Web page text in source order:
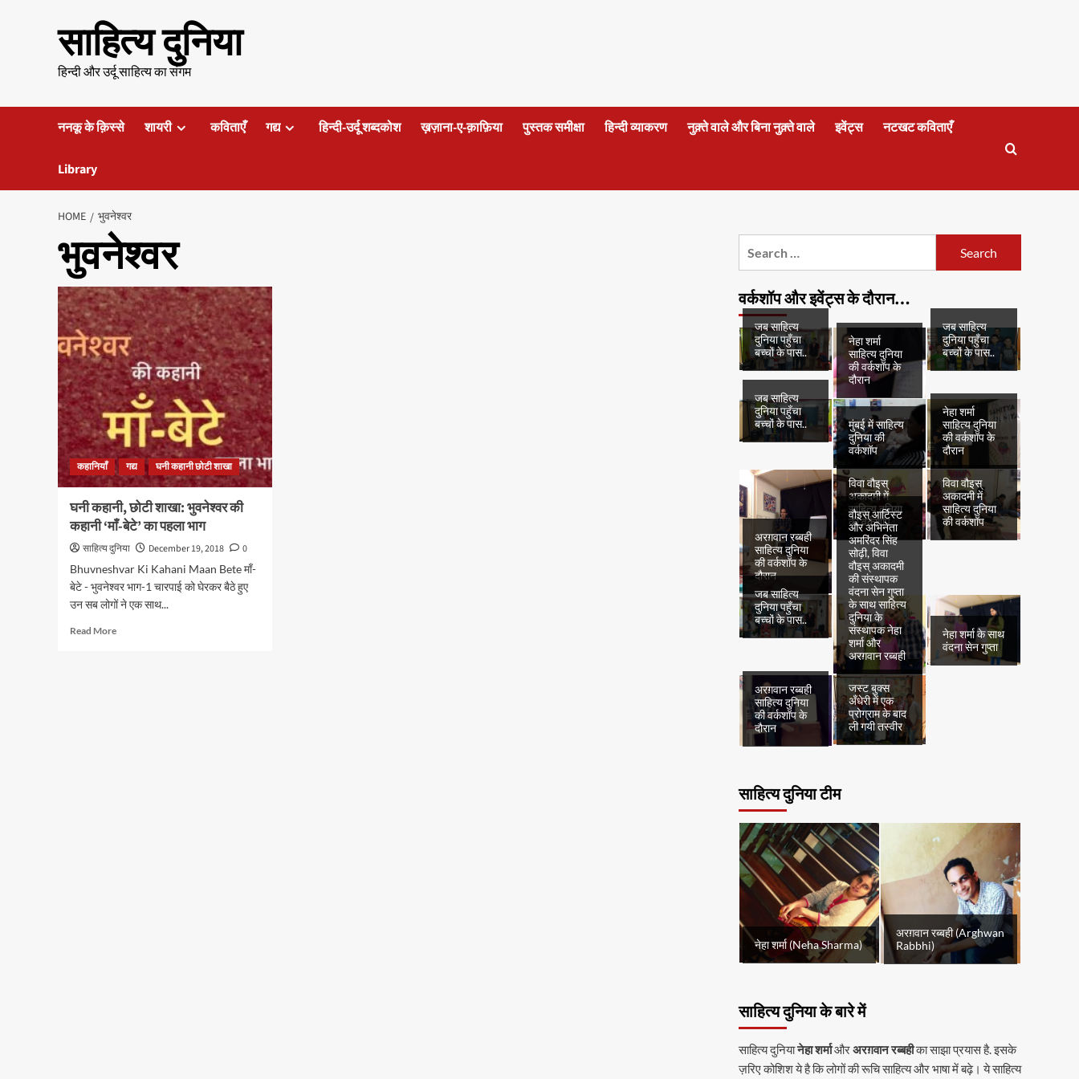
साहित्य दुनिया
हिन्दी और उर्दू साहित्य का संगम
ननकू के क़िस्से शायरी कविताएँ गद्य हिन्दी-उर्दू शब्दकोश ख़ज़ाना-ए-क़ाफ़िया पुस्तक समीक्षा हिन्दी व्याकरण नुक़्ते वाले और बिना नुक़्ते वाले इवेंट्स नटखट कविताएँ
Library
HOME भुवनेश्वर
भुवनेश्वर
कहानियाँ गद्य घनी कहानी छोटी शाखा
घनी कहानी, छोटी शाखा: भुवनेश्वर की
कहानी ‘माँ-बेटे’ का पहला भाग
साहित्य दुनिया December 19, 2018
0
Bhuvneshvar Ki Kahani Maan Bete माँ-
बेटे - भुवनेश्वर भाग-1 चारपाई को घेरकर बैठे हुए
उन सब लोगों ने एक साथ...
Read MoreRead
वर्कशॉप और इवेंट्स के दौरान…
जब साहित्य
दुनिया पहुँचा
बच्चों के पास..
नेहा शर्मा
साहित्य दुनिया
की वर्कशॉप के
दौरान
जब साहित्य
दुनिया पहुँचा
बच्चों के पास..
जब साहित्य
दुनिया पहुँचा
बच्चों के पास..
मुंबई में साहित्य
दुनिया की
वर्कशॉप
नेहा शर्मा
साहित्य दुनिया
की वर्कशॉप के
दौरान
अरग़वान रब्बही
साहित्य दुनिया
की वर्कशॉप के
दौरान
विवा वौइस्
अकादमी में
साहित्य दुनिया
की वर्कशॉप
विवा वौइस्
अकादमी में
साहित्य दुनिया
की वर्कशॉप
जब साहित्य
दुनिया पहुँचा
बच्चों के पास..
वौइस् आर्टिस्ट
और अभिनेता
अमरिंदर सिंह
सोढ़ी, विवा
वौइस् अकादमी
की संस्थापक
वंदना सेन गुप्ता
के साथ साहित्य
दुनिया के
संस्थापक नेहा
शर्मा और
अरग़वान रब्बही
नेहा शर्मा के साथ
वंदना सेन गुप्ता
अरग़वान रब्बही
साहित्य दुनिया
की वर्कशॉप के
दौरान
जस्ट बुक्स
अँधेरी में एक
प्रोग्राम के बाद
ली गयी तस्वीर
साहित्य दुनिया टीम
नेहा शर्मा (Neha Sharma)
अरग़वान रब्बही (Arghwan
Rabbhi)
साहित्य दुनिया के बारे में
साहित्य दुनियानेहा शर्माऔरअरग़वान रब्बहीका साझा प्रयास है. इसके
ज़रिए कोशिश ये है कि लोगों की रूचि साहित्य और भाषा में बढ़े। ये साहित्य